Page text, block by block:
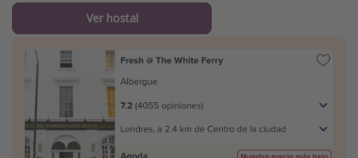
Ver hostal